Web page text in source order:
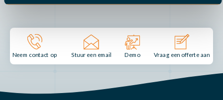
Neem contact op Stuur een email Demo Vraag een offerte aan